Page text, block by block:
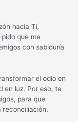
hacia Ti,
que me
con sabiduría
el odio en
en luz. Por eso, te
para que
reconciliación.